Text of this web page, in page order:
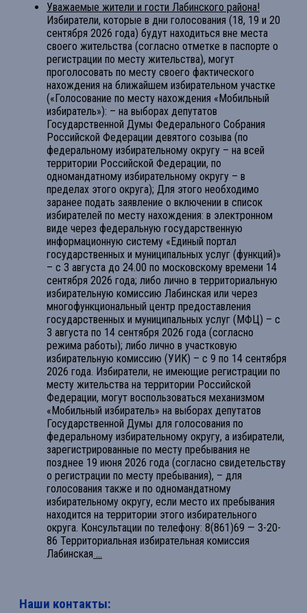
Уважаемые жители и гости Лабинского района!
Избиратели, которые в дни голосования (18, 19 и 20
сентября 2026 года) будут находиться вне места
своего жительства (согласно отметке в паспорте о
регистрации по месту жительства), могут
проголосовать по месту своего фактического
нахождения на ближайшем избирательном участке
(«Голосование по месту нахождения «Мобильный
избиратель»): – на выборах депутатов
Государственной Думы Федерального Собрания
Российской Федерации девятого созыва (по
федеральному избирательному округу – на всей
территории Российской Федерации, по
одномандатному избирательному округу – в
пределах этого округа); Для этого необходимо
заранее подать заявление о включении в список
избирателей по месту нахождения: в электронном
виде через федеральную государственную
информационную систему «Единый портал
государственных и муниципальных услуг (функций)»
– с 3 августа до 24.00 по московскому времени 14
сентября 2026 года; либо лично в территориальную
избирательную комиссию Лабинская или через
многофункциональный центр предоставления
государственных и муниципальных услуг (МФЦ) – с
3 августа по 14 сентября 2026 года (согласно
режима работы); либо лично в участковую
избирательную комиссию (УИК) – с 9 по 14 сентября
2026 года. Избиратели, не имеющие регистрации по
месту жительства на территории Российской
Федерации, могут воспользоваться механизмом
«Мобильный избиратель» на выборах депутатов
Государственной Думы для голосования по
федеральному избирательному округу, а избиратели,
зарегистрированные по месту пребывания не
позднее 19 июня 2026 года (согласно свидетельству
о регистрации по месту пребывания), – для
голосования также и по одномандатному
избирательному округу, если место их пребывания
находится на территории этого избирательного
округа. Консультации по телефону: 8(861)69 — 3-20-
86 Территориальная избирательная комиссия
Лабинская ...
Наши контакты: